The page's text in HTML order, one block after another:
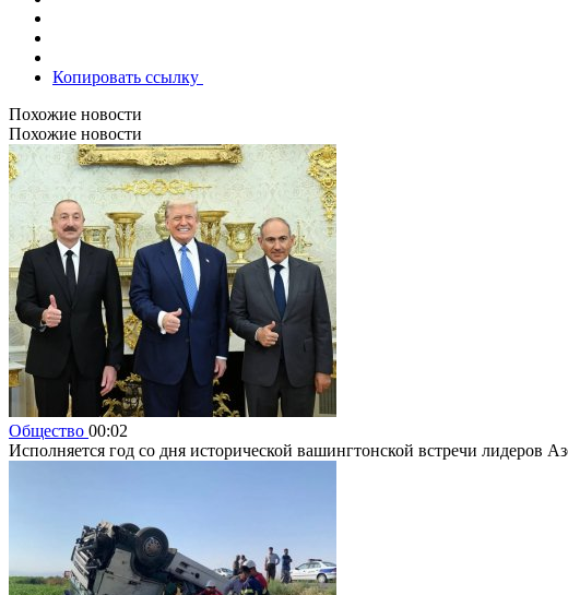
Копировать ссылку
Похожие новости
Похожие новости
Общество 00:02
Исполняется год со дня исторической вашингтонской встречи